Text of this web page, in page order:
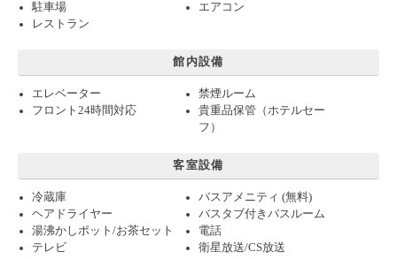
駐車場
エアコン
レストラン
館内設備
エレベーター
禁煙ルーム
フロント24時間対応
貴重品保管（ホテルセー
フ）
客室設備
冷蔵庫
バスアメニティ (無料)
ヘアドライヤー
バスタブ付きバスルーム
湯沸かしポット/お茶セット
電話
テレビ
衛星放送/CS放送